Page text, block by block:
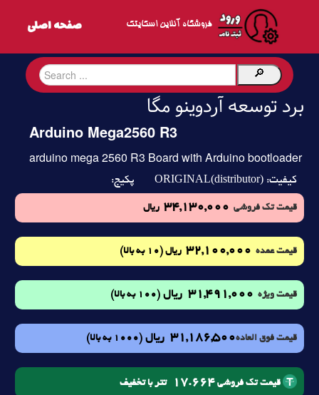
فروشگاه آنلاین اسکایتک
برد توسعه آردوینو مگا
Arduino Mega2560 R3
arduino mega 2560 R3 Board with Arduino bootloader
کیفیت: ORIGINAL(distributor) پکیج:
قیمت تک فروشی 34,130,000 ریال
قیمت عمده 32,100,000 ریال (10 به بالا)
قیمت ویژه 31,491,000 ریال (100 به بالا)
قیمت فوق العاده31,186,500 ریال (1000 به بالا)
قیمت تک فروشی 17.664 تتر با تخفیف